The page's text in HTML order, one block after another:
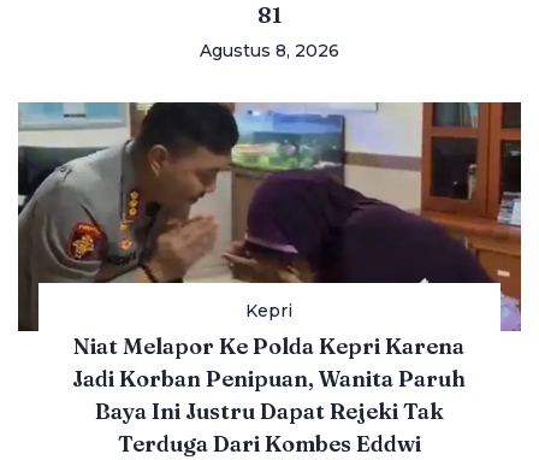
81
Agustus 8, 2026
Kepri
Niat Melapor Ke Polda Kepri Karena
Jadi Korban Penipuan, Wanita Paruh
Baya Ini Justru Dapat Rejeki Tak
Terduga Dari Kombes Eddwi